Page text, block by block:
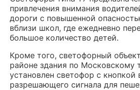
привлечения внимания
дороги с повышенной
вблизи школ, где ежедневно
большое количество детей.
Кроме того, светофорный
районе здания по Московскому
установлен светофор с кнопкой
разрешающего сигнала для